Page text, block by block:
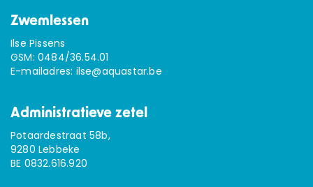
Zwemlessen
Ilse Pissens
GSM: 0484/36.54.01
E-mailadres: ilse@aquastar.be
Administratieve zetel
Potaardestraat 58b,
9280 Lebbeke
BE 0832.616.920